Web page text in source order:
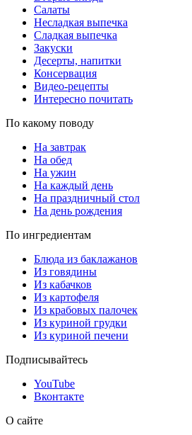
Салаты
Несладкая выпечка
Сладкая выпечка
Закуски
Десерты, напитки
Консервация
Видео-рецепты
Интересно почитать
По какому поводу
На завтрак
На обед
На ужин
На каждый день
На праздничный стол
На день рождения
По ингредиентам
Блюда из баклажанов
Из говядины
Из кабачков
Из картофеля
Из крабовых палочек
Из куриной грудки
Из куриной печени
Подписывайтесь
YouTube
Вконтакте
О сайте